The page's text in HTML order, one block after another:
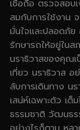
เชื่อถือ ตรวจสอบเ
สมกับการใช้งาน
มั่นใจและปลอดภั
รักษารถให้อยู่ในส
นราธิวาสของคุณเ
เที่ยว นราธิวาส อ
ลับการเดินทาง น
เสน่ห์เฉพาะตัว เ
ธรรมชาติ วัฒนธร